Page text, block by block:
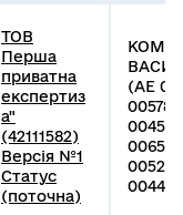
ТОВ
Перша
приватна
експертиз
а"
(42111582)
Версія №1
Статус
(поточна)
(АЕ